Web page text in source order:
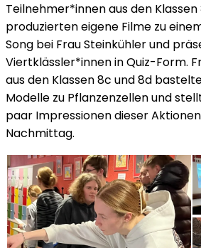
Teilnehmer*innen aus den
produzierten eigene Filme zu
Song bei Frau Steinkühler und
Viertklässler*innen in Quiz-Form.
aus den Klassen 8c und 8d
Modelle zu Pflanzenzellen und
paar Impressionen dieser
Nachmittag.